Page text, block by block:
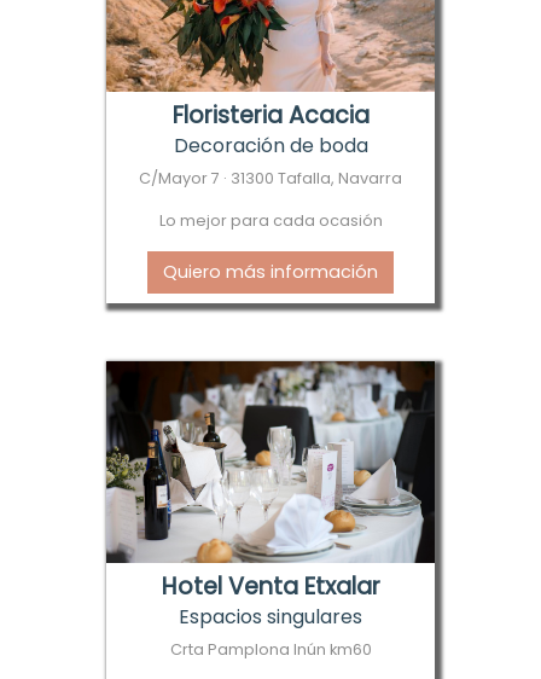
Floristeria Acacia
Decoración de boda
C/Mayor 7 · 31300 Tafalla, Navarra
Lo mejor para cada ocasión
Quiero más información
Hotel Venta Etxalar
Espacios singulares
Crta Pamplona Inún km60